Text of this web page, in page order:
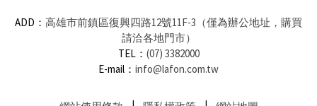
ADD： 高雄市前鎮區復興四路12號11F-3（僅為辦公地址，購買
請洽各地門市）
TEL： (07) 3382000
E-mail： info@lafon.com.tw